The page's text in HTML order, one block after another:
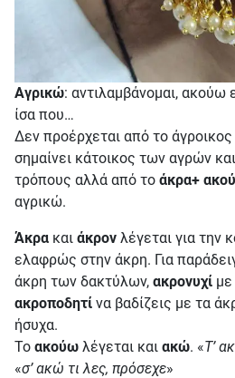
Αγρικώ: αντιλαμβάνομαι,
ίσα που…
Δεν προέρχεται από το
σημαίνει κάτοικος των αγρών
τρόπους αλλά από το άκρα+
αγρικώ.
Άκρα και άκρον λέγεται για την
ελαφρώς στην άκρη. Για
άκρη των δακτύλων, ακρονυχί με
ακροποδητί να βαδίζεις με τα
ήσυχα.
Το ακούω λέγεται και ακώ. «Τ’
«σ’ ακώ τι λες, πρόσεχε»